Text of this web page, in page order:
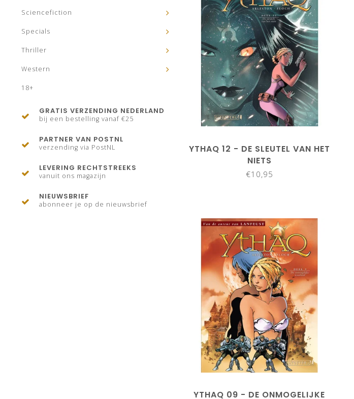
Sciencefiction
Specials
Thriller
Western
18+
GRATIS VERZENDING NEDERLAND
bij een bestelling vanaf €25
PARTNER VAN POSTNL
verzending via PostNL
LEVERING RECHTSTREEKS
vanuit ons magazijn
NIEUWSBRIEF
abonneer je op de nieuwsbrief
YTHAQ 12 - DE SLEUTEL VAN HET
NIETS
€10,95
YTHAQ 09 - DE ONMOGELIJKE